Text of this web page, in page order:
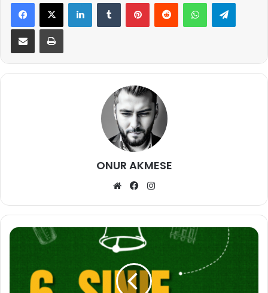
Facebook LinkedIn Tumblr PinterestReddit WhatsApp
E-Posta ile paylaş Yazdır
ONUR AKMESE
Web
Facebook